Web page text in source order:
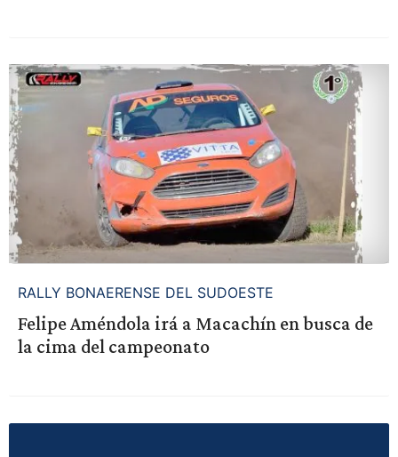
RALLY BONAERENSE DEL SUDOESTE
Felipe Améndola irá a Macachín en busca de
la cima del campeonato